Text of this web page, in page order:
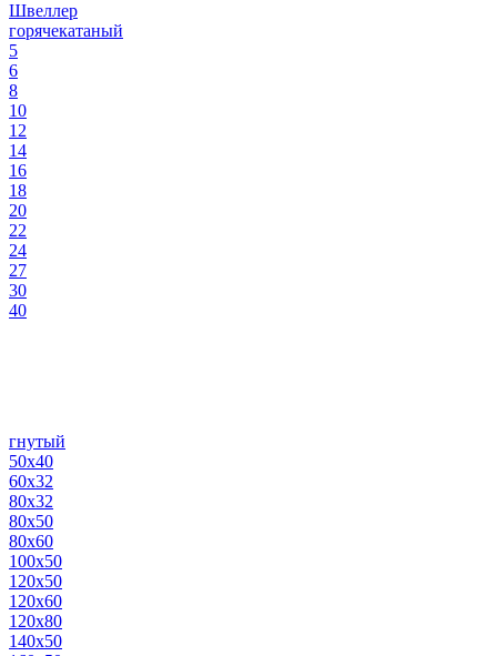
Швеллер
горячекатаный
5
6
8
10
12
14
16
18
20
22
24
27
30
40
гнутый
50х40
60х32
80х32
80х50
80х60
100х50
120х50
120х60
120х80
140х50